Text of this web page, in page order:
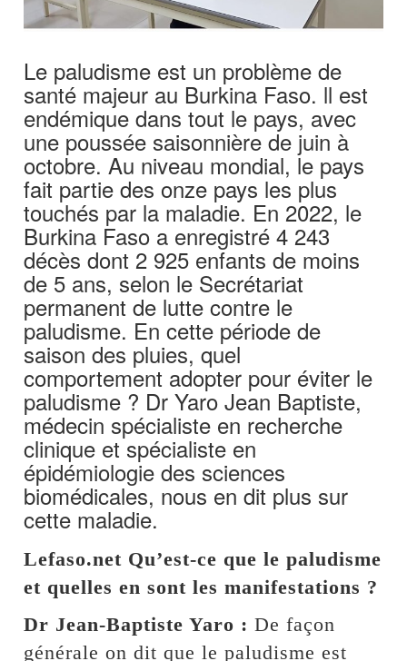
Le paludisme est un problème de
santé majeur au Burkina Faso. ll est
endémique dans tout le pays, avec
une poussée saisonnière de juin à
octobre. Au niveau mondial, le pays
fait partie des onze pays les plus
touchés par la maladie. En 2022, le
Burkina Faso a enregistré 4 243
décès dont 2 925 enfants de moins
de 5 ans, selon le Secrétariat
permanent de lutte contre le
paludisme. En cette période de
saison des pluies, quel
comportement adopter pour éviter le
paludisme ? Dr Yaro Jean Baptiste,
médecin spécialiste en recherche
clinique et spécialiste en
épidémiologie des sciences
biomédicales, nous en dit plus sur
cette maladie.
Lefaso.net Qu’est-ce que le paludisme
et quelles en sont les manifestations ?
Dr Jean-Baptiste Yaro : De façon
générale on dit que le paludisme est